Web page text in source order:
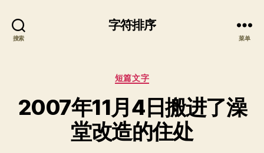
搜索
字符排序
菜单
分
短篇文字
2007年11月4日搬进了澡
堂改造的住处